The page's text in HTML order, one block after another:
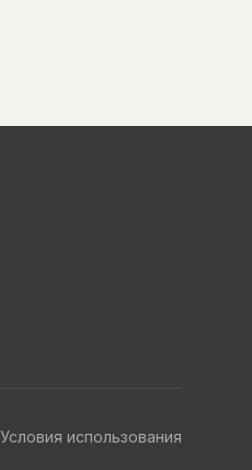
Условия использования